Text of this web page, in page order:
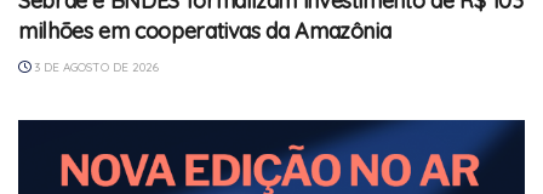
milhões em cooperativas da Amazônia
3 DE AGOSTO DE 2026